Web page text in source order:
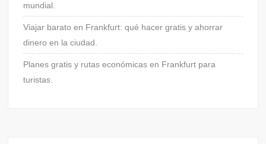
mundial.
Viajar barato en Frankfurt: qué hacer gratis y ahorrar
dinero en la ciudad.
Planes gratis y rutas económicas en Frankfurt para
turistas.